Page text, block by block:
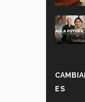
ES